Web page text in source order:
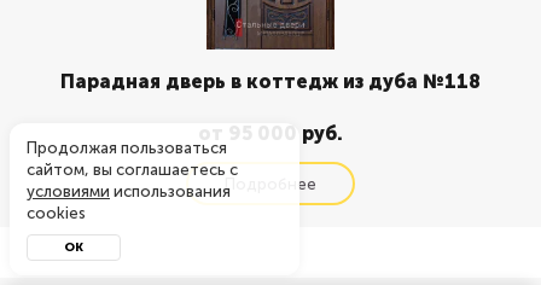
Парадная дверь в коттедж из дуба №118
от 95 000 руб.
Продолжая пользоваться
сайтом, вы соглашаетесь с
условиями использования
cookies
ОК